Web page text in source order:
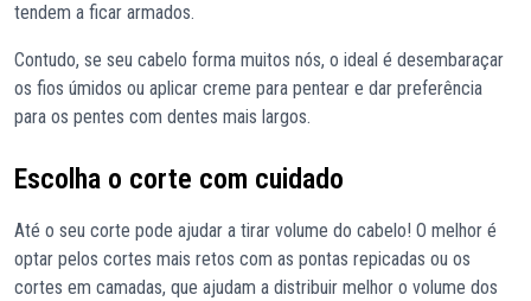
tendem a ficar armados.
Contudo, se seu cabelo forma muitos nós, o ideal é desembaraçar
os fios úmidos ou aplicar creme para pentear e dar preferência
para os pentes com dentes mais largos.
Escolha o corte com cuidado
Até o seu corte pode ajudar a tirar volume do cabelo! O melhor é
optar pelos cortes mais retos com as pontas repicadas ou os
cortes em camadas, que ajudam a distribuir melhor o volume dos